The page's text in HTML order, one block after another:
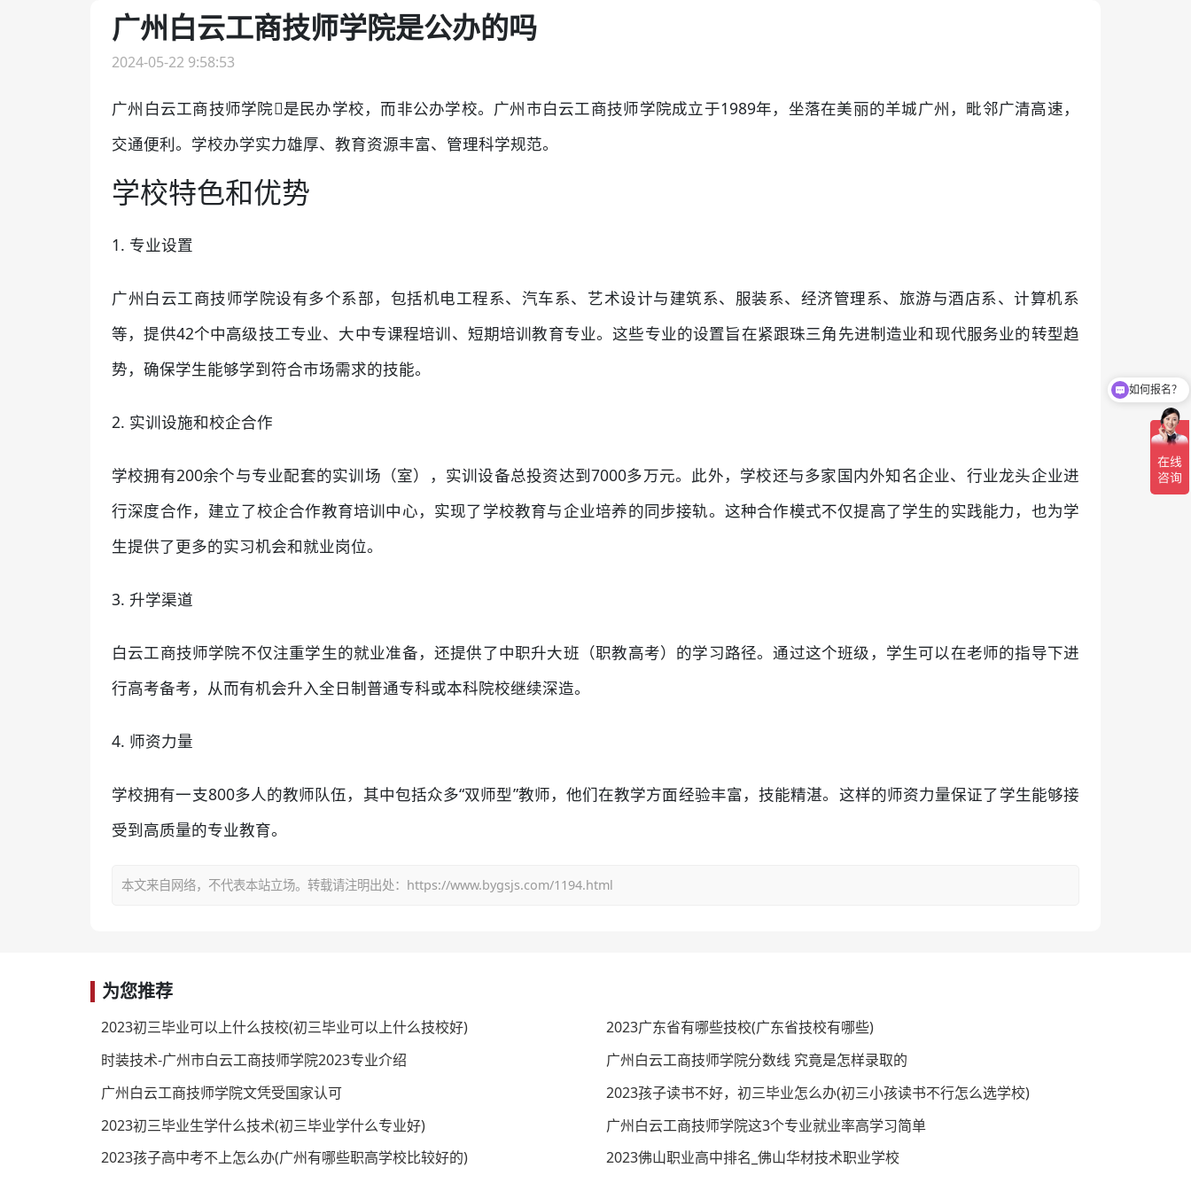
广州白云工商技师学院是公办的吗
2024-05-22 9:58:53
广州白云工商技师学院是民办学校，而非公办学校。广州市白云工商技师学院成立于1989年，坐落在美丽的羊城广州，毗邻广清高速，
交通便利。学校办学实力雄厚、教育资源丰富、管理科学规范。
学校特色和优势
1. 专业设置
广州白云工商技师学院设有多个系部，包括机电工程系、汽车系、艺术设计与建筑系、服装系、经济管理系、旅游与酒店系、计算机系
等，提供42个中高级技工专业、大中专课程培训、短期培训教育专业。这些专业的设置旨在紧跟珠三角先进制造业和现代服务业的转型趋
势，确保学生能够学到符合市场需求的技能。
2. 实训设施和校企合作
学校拥有200余个与专业配套的实训场（室），实训设备总投资达到7000多万元。此外，学校还与多家国内外知名企业、行业龙头企业进
行深度合作，建立了校企合作教育培训中心，实现了学校教育与企业培养的同步接轨。这种合作模式不仅提高了学生的实践能力，也为学
生提供了更多的实习机会和就业岗位。
3. 升学渠道
白云工商技师学院不仅注重学生的就业准备，还提供了中职升大班（职教高考）的学习路径。通过这个班级，学生可以在老师的指导下进
行高考备考，从而有机会升入全日制普通专科或本科院校继续深造。
4. 师资力量
学校拥有一支800多人的教师队伍，其中包括众多“双师型”教师，他们在教学方面经验丰富，技能精湛。这样的师资力量保证了学生能够接
受到高质量的专业教育。
本文来自网络，不代表本站立场。转载请注明出处：https://www.bygsjs.com/1194.html
为您推荐
2023初三毕业可以上什么技校(初三毕业可以上什么技校好)
2023广东省有哪些技校(广东省技校有哪些)
时装技术-广州市白云工商技师学院2023专业介绍
广州白云工商技师学院分数线 究竟是怎样录取的
广州白云工商技师学院文凭受国家认可
2023孩子读书不好，初三毕业怎么办(初三小孩读书不行怎么选学校)
2023初三毕业生学什么技术(初三毕业学什么专业好)
广州白云工商技师学院这3个专业就业率高学习简单
2023孩子高中考不上怎么办(广州有哪些职高学校比较好的)
2023佛山职业高中排名_佛山华材技术职业学校
如何报名？